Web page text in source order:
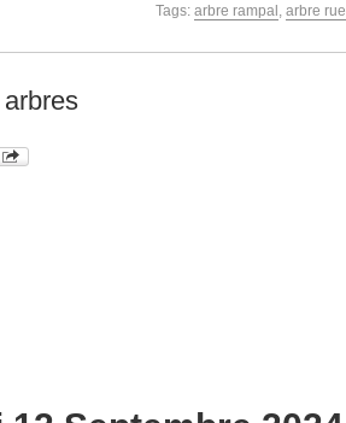
Tags: arbre rampal , arbre